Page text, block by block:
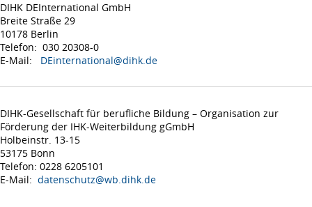
DIHK DEInternational GmbH
Breite Straße 29
10178 Berlin
Telefon: 030 20308-0
E-Mail: DEinternational@dihk.de
DIHK-Gesellschaft für berufliche Bildung – Organisation zur
Förderung der IHK-Weiterbildung gGmbH
Holbeinstr. 13-15
53175 Bonn
Telefon: 0228 6205101
E-Mail: datenschutz@wb.dihk.de